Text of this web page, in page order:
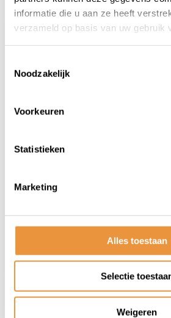
informatie die u aan ze heeft
verzameld op basis van uw gebruik
Noodzakelijk
Voorkeuren
Statistieken
Marketing
Alles toestaan
Selectie
Weigeren
Fietshoes DS-Covers Swift
45,95